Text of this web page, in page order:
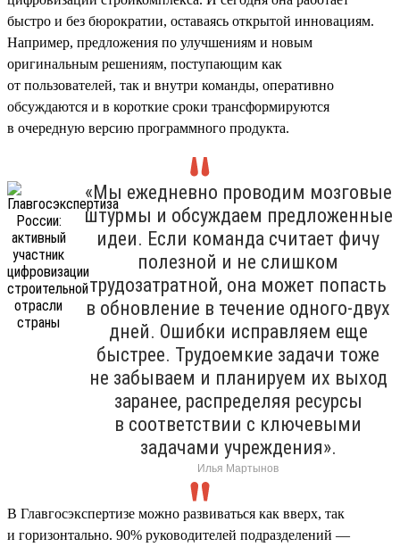
быстро и без бюрократии, оставаясь открытой инновациям.
Например, предложения по улучшениям и новым
оригинальным решениям, поступающим как
от пользователей, так и внутри команды, оперативно
обсуждаются и в короткие сроки трансформируются
в очередную версию программного продукта.
«Мы ежедневно проводим мозговые
штурмы и обсуждаем предложенные
идеи. Если команда считает фичу
полезной и не слишком
трудозатратной, она может попасть
в обновление в течение одного-двух
дней. Ошибки исправляем еще
быстрее. Трудоемкие задачи тоже
не забываем и планируем их выход
заранее, распределяя ресурсы
в соответствии с ключевыми
задачами учреждения».
Илья Мартынов
В Главгосэкспертизе можно развиваться как вверх, так
и горизонтально. 90% руководителей подразделений —